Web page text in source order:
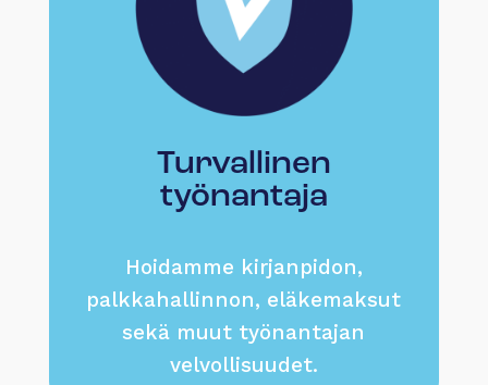
Turvallinen
työnantaja
Hoidamme kirjanpidon,
palkkahallinnon, eläkemaksut
sekä muut työnantajan
velvollisuudet.